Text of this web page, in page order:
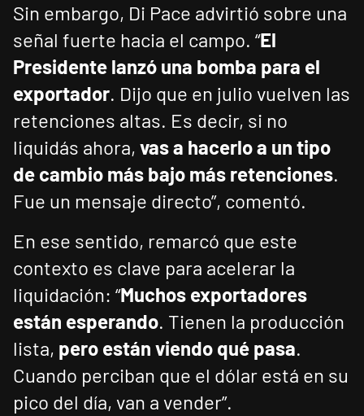
Sin embargo, Di Pace advirtió sobre una
señal fuerte hacia el campo. “El
Presidente lanzó una bomba para el
exportador. Dijo que en julio vuelven las
retenciones altas. Es decir, si no
liquidás ahora, vas a hacerlo a un tipo
de cambio más bajo más retenciones.
Fue un mensaje directo”, comentó.
En ese sentido, remarcó que este
contexto es clave para acelerar la
liquidación: “Muchos exportadores
están esperando. Tienen la producción
lista, pero están viendo qué pasa.
Cuando perciban que el dólar está en su
pico del día, van a vender”.